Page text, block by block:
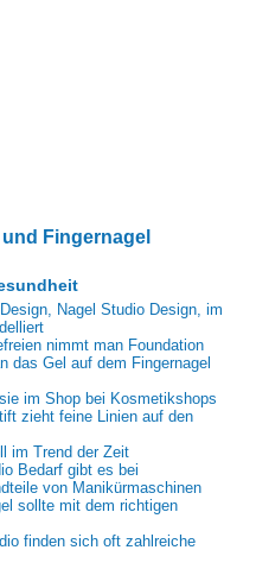
Fingernagel
Nagel Studio Design, im
nimmt man Foundation
das Gel auf dem Fingernagel
im Shop bei Kosmetikshops
zieht feine Linien auf den
im Trend der Zeit
Bedarf gibt es bei
von Manikürmaschinen
sollte mit dem richtigen
finden sich oft zahlreiche